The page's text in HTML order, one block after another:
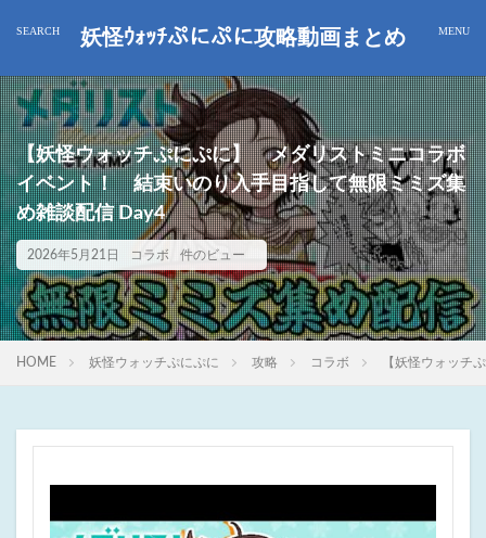
妖怪ｳｫｯﾁぷにぷに攻略動画まとめ
【妖怪ウォッチぷにぷに】 メダリストミニコラボ
イベント！ 結束いのり入手目指して無限ミミズ集
め雑談配信 Day4
2026年5月21日 コラボ 件のビュー
HOME 妖怪ウォッチぷにぷに 攻略 コラボ 【妖怪ウォッチ